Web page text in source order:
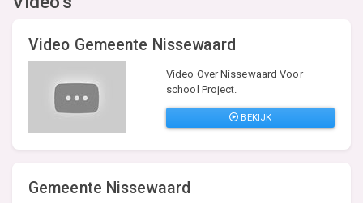
Video Gemeente Nissewaard
Video Over Nissewaard Voor
school Project.
BEKIJK
Gemeente Nissewaard